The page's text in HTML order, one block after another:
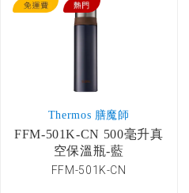
Thermos 膳魔師
FFM-501K-CN 500毫升真
空保溫瓶-藍
FFM-501K-CN